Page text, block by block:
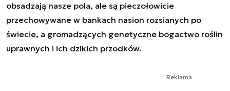
obsadzają nasze pola, ale są pieczołowicie
przechowywane w bankach nasion rozsianych po
świecie, a gromadzących genetyczne bogactwo roślin
uprawnych i ich dzikich przodków.
Reklama